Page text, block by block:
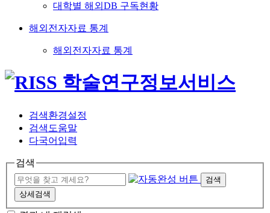
대학별 해외DB 구독현황
해외전자자료 통계
해외전자자료 통계
검색환경설정
검색도움말
다국어입력
검색
검색
상세검색